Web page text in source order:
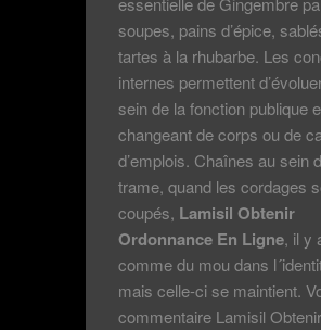
soupes, pains d’épice,
tartes à la rhubarbe. Les
internes permettent
sein de la fonction publique
changeant de corps ou de
d’emplois. Chaînes au sein
trame, quand les cordages
coupés, Lamisil Obtenir
Ordonnance En Ligne, il y
comme du mou dans
mais celle-ci se maintient.
commentaire Lamisil Obtenir